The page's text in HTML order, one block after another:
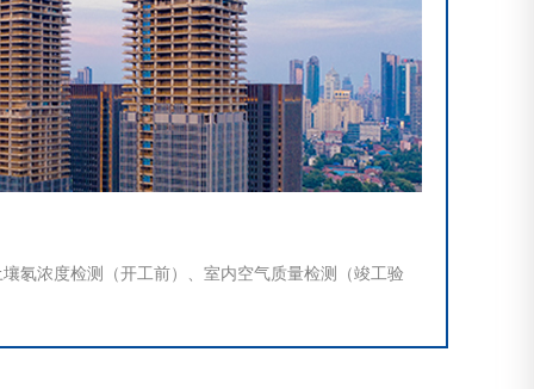
氡浓度检测（开工前）、室内空气质量检测（竣工验